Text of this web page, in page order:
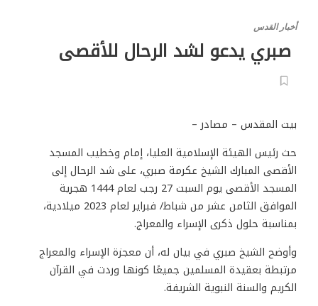
أخبار القدس
صبري يدعو لشد الرحال للأقصى
بيت المقدس – مصادر –
حث رئيس الهيئة الإسلامية العليا، إمام وخطيب المسجد
الأقصى المبارك الشيخ عكرمة صبري، على شد الرحال إلى
المسجد الأقصى يوم السبت 27 رجب لعام 1444 هجرية
الموافق الثامن عشر من شباط/ فبراير لعام 2023 ميلادية،
بمناسبة حلول ذكرى الإسراء والمعراج.
وأوضح الشيخ صبري في بيان له، أن معجزة الإسراء والمعراج
مرتبطة بعقيدة المسلمين جميعًا كونها وردت في القرآن
الكريم والسنة النبوية الشريفة.